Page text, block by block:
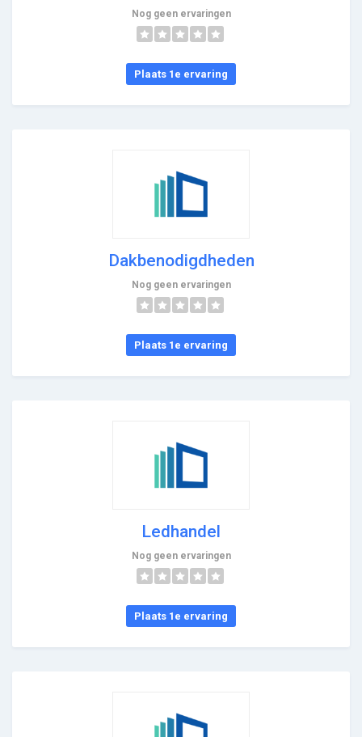
Nog geen ervaringen
Plaats 1e ervaring
Dakbenodigdheden
Nog geen ervaringen
Plaats 1e ervaring
Ledhandel
Nog geen ervaringen
Plaats 1e ervaring